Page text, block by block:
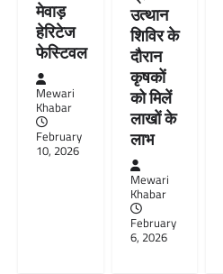
मेवाड़
हेरिटेज
फेस्टिवल
Mewari
Khabar
February
10, 2026
उत्थान
शिविर के
दौरान
कृषकों
को मिलें
लाखों के
लाभ
Mewari
Khabar
February
6, 2026